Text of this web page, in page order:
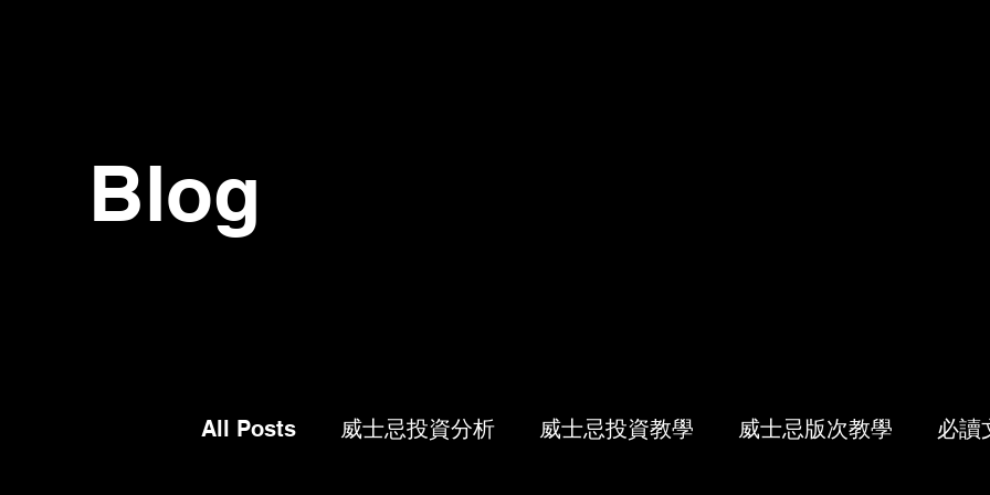
Blog
All Posts 威士忌投資分析 威士忌投資教學 威士忌版次教學 必讀